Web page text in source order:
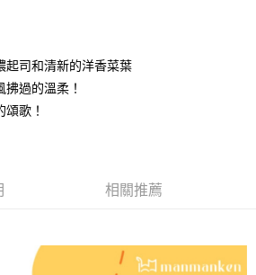
遠東國際商業銀行
永豐商業銀行
含以上)免運費
起司和清新的洋香菜葉
過的溫柔！
歌！
相關推薦